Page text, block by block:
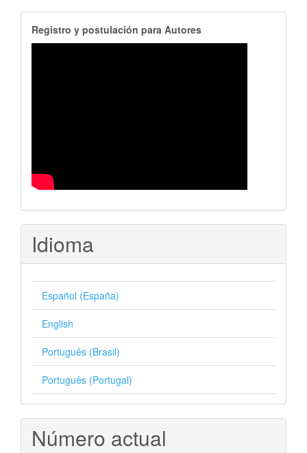
RegistroAutores
Registro y postulación para Autores
Idioma
Español (España)
English
Português (Brasil)
Português (Portugal)
Número actual